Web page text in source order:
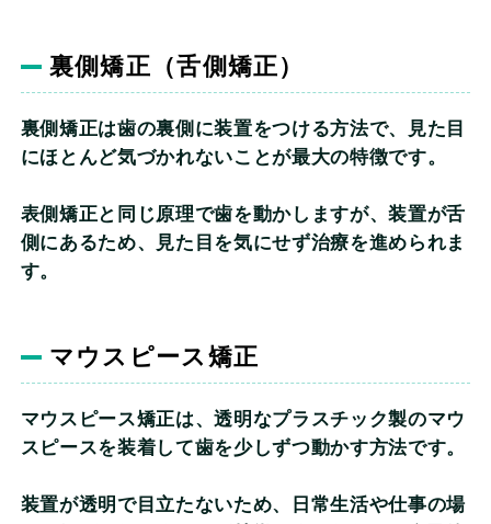
裏側矯正（舌側矯正）
裏側矯正は歯の裏側に装置をつける方法で、見た目
にほとんど気づかれないことが最大の特徴です。
表側矯正と同じ原理で歯を動かしますが、装置が舌
側にあるため、見た目を気にせず治療を進められま
す。
マウスピース矯正
マウスピース矯正は、透明なプラスチック製のマウ
スピースを装着して歯を少しずつ動かす方法です。
装置が透明で目立たないため、日常生活や仕事の場